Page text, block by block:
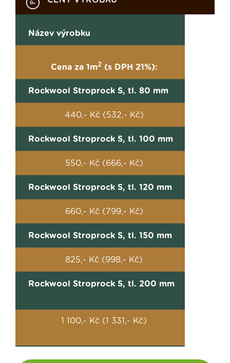
Název výrobku
Cena za 1m2(s DPH 21%):
Rockwool Stroprock S, tl. 80 mm
440,- Kč (532,- Kč)
Rockwool Stroprock S, tl. 100 mm
550,- Kč (666,- Kč)
Rockwool Stroprock S, tl. 120 mm
660,- Kč (799,- Kč)
Rockwool Stroprock S, tl. 150 mm
825,- Kč (998,- Kč)
Rockwool Stroprock S, tl. 200 mm
1 100,- Kč (1 331,- Kč)